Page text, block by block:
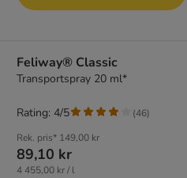
Feliway® Classic
Transportspray 20 ml*
Rek. pris* 149,00 kr
89,10 kr
4 455,00 kr / l
Rating: 4/5 (46)